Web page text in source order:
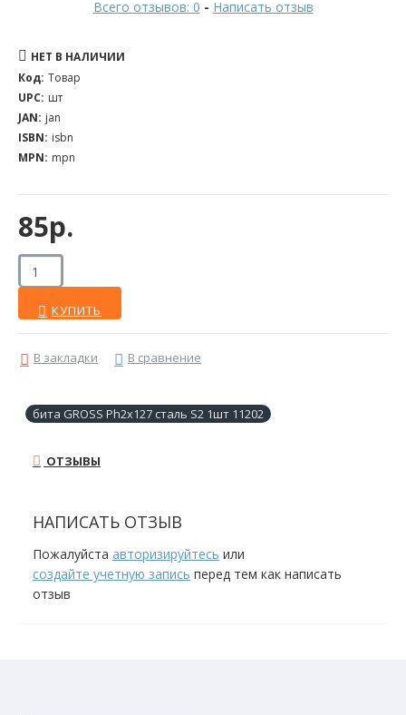
Всего отзывов: 0 - Написать отзыв
85р.
НЕТ В НАЛИЧИИ
Код: Товар
UPC: шт
JAN: jan
ISBN: isbn
MPN: mpn
КУПИТЬ
В закладки В сравнение
бита GROSS Ph2х127 сталь S2 1шт 11202
ОТЗЫВЫ
НАПИСАТЬ ОТЗЫВ
Пожалуйста авторизируйтесь или
создайте учетную запись перед тем как написать
отзыв